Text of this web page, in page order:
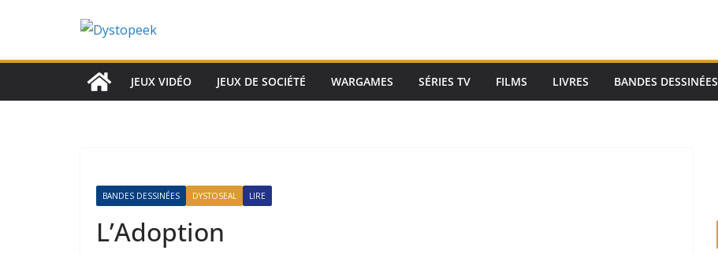
JEUX VIDÉO JEUX DE SOCIÉTÉ WARGAMES SÉRIES TV FILMS LIVRES BANDES DESSINÉES
BANDES DESSINÉES DYSTOSEAL LIRE
L’Adoption